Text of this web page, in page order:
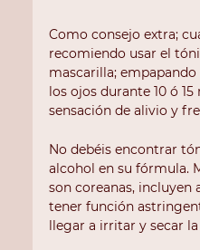
Como consejo extra;
recomiendo usar el
mascarilla;
los ojos durante 10 ó
sensación de alivio y
No debéis encontrar
alcohol en su fórmula.
son coreanas, incluyen
tener función
llegar a irritar y secar la